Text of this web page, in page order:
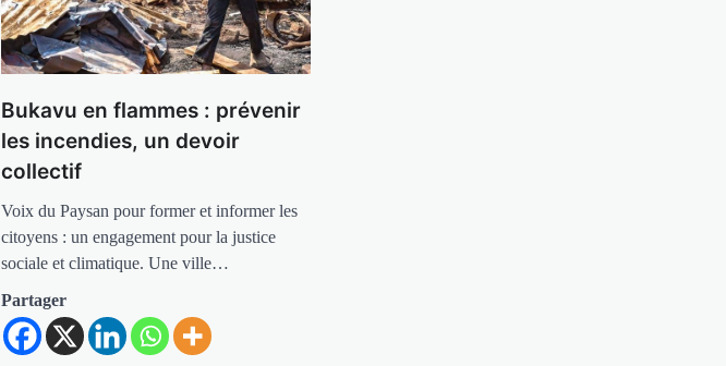
Bukavu en flammes : prévenir
les incendies, un devoir
collectif
Voix du Paysan pour former et informer les
citoyens : un engagement pour la justice
sociale et climatique. Une ville…
Partager